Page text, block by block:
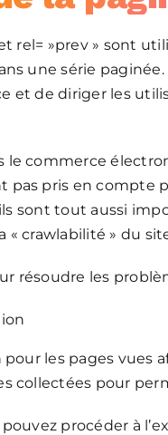
rel= »prev » sont
une série
et de diriger les
le commerce
pris en compte
sont tout aussi
« crawlabilité » du
résoudre les
pour les pages vues
collectées pour
procéder à